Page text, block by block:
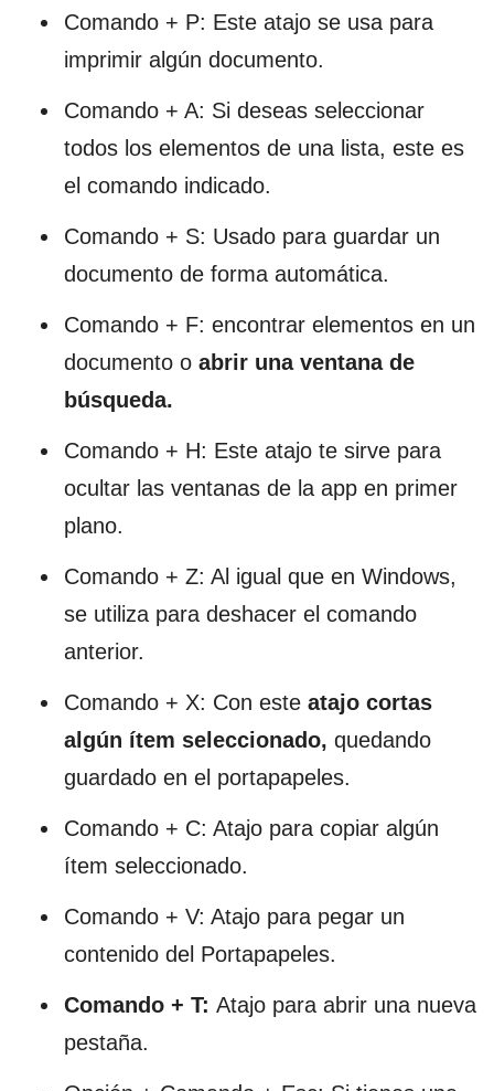
Comando + P: Este atajo se usa para
imprimir algún documento.
Comando + A: Si deseas seleccionar
todos los elementos de una lista, este es
el comando indicado.
Comando + S: Usado para guardar un
documento de forma automática.
Comando + F: encontrar elementos en un
documento o abrir una ventana de
búsqueda.
Comando + H: Este atajo te sirve para
ocultar las ventanas de la app en primer
plano.
Comando + Z: Al igual que en Windows,
se utiliza para deshacer el comando
anterior.
Comando + X: Con este atajo cortas
algún ítem seleccionado, quedando
guardado en el portapapeles.
Comando + C: Atajo para copiar algún
ítem seleccionado.
Comando + V: Atajo para pegar un
contenido del Portapapeles.
Comando + T: Atajo para abrir una nueva
pestaña.